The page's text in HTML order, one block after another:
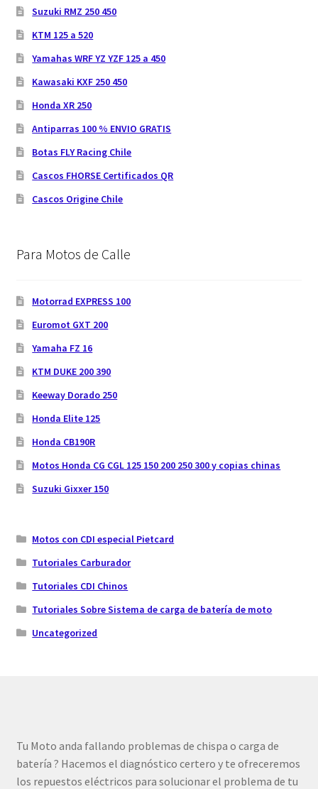
Suzuki RMZ 250 450
KTM 125 a 520
Yamahas WRF YZ YZF 125 a 450
Kawasaki KXF 250 450
Honda XR 250
Antiparras 100 % ENVIO GRATIS
Botas FLY Racing Chile
Cascos FHORSE Certificados QR
Cascos Origine Chile
Para Motos de Calle
Motorrad EXPRESS 100
Euromot GXT 200
Yamaha FZ 16
KTM DUKE 200 390
Keeway Dorado 250
Honda Elite 125
Honda CB190R
Motos Honda CG CGL 125 150 200 250 300 y copias chinas
Suzuki Gixxer 150
Motos con CDI especial Pietcard
Tutoriales Carburador
Tutoriales CDI Chinos
Tutoriales Sobre Sistema de carga de batería de moto
Uncategorized
Tu Moto anda fallando problemas de chispa o carga de
batería ? Hacemos el diagnóstico certero y te ofreceremos
los repuestos eléctricos para solucionar el problema de tu